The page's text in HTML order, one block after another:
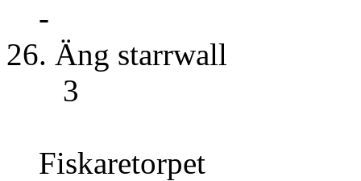
-
26. Äng
3
Fiskaretorpet